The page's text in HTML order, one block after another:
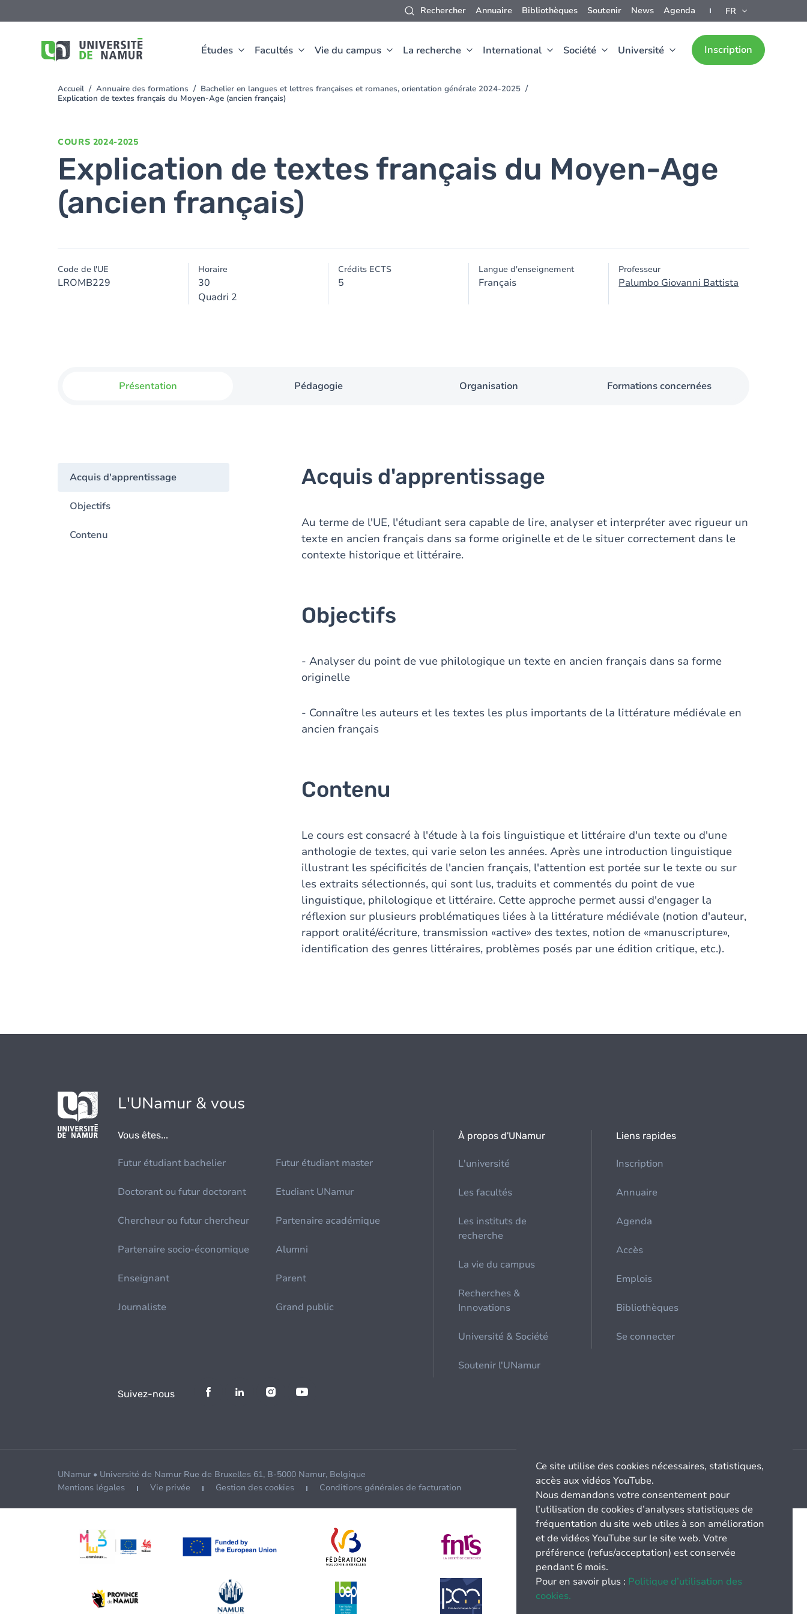
Rechercher Annuaire Bibliothèques Soutenir News Agenda FR
Études Facultés Vie du campus La recherche International Société Université Inscription
au
You
are
Accueil Annuaire des formations
Bachelier en langues et lettres françaises et romanes, orientation générale 2024-2025
Explication de textes français du Moyen-Age (ancien français)
COURS 2024-2025
Explication de textes français du Moyen-Age
(ancien français)
Code de l'UE
LROMB229
Horaire
30
Quadri 2
Crédits ECTS
5
Langue d'enseignement
Français
Professeur
Palumbo Giovanni Battista
Présentation Pédagogie Organisation Formations concernées
Acquis d'apprentissage
Objectifs
Contenu
Acquis d'apprentissage
Au terme de l'UE, l'étudiant sera capable de lire, analyser et interpréter avec rigueur un
texte en ancien français dans sa forme originelle et de le situer correctement dans le
contexte historique et littéraire.
Objectifs
- Analyser du point de vue philologique un texte en ancien français dans sa forme
originelle
- Connaître les auteurs et les textes les plus importants de la littérature médiévale en
ancien français
Contenu
Le cours est consacré à l'étude à la fois linguistique et littéraire d'un texte ou d'une
anthologie de textes, qui varie selon les années. Après une introduction linguistique
illustrant les spécificités de l'ancien français, l'attention est portée sur le texte ou sur
les extraits sélectionnés, qui sont lus, traduits et commentés du point de vue
linguistique, philologique et littéraire. Cette approche permet aussi d'engager la
réflexion sur plusieurs problématiques liées à la littérature médiévale (notion d'auteur,
rapport oralité/écriture, transmission «active» des textes, notion de «manuscripture»,
identification des genres littéraires, problèmes posés par une édition critique, etc.).
L'UNamur & vous
Vous êtes...
Futur étudiant bachelier Futur étudiant master
Doctorant ou futur doctorant Etudiant UNamur
Chercheur ou futur chercheur Partenaire académique
Partenaire socio-économique Alumni
Enseignant Parent
Journaliste Grand public
À propos d'UNamur
L'université
Les facultés
Les instituts de
recherche
La vie du campus
Recherches &
Innovations
Université & Société
Soutenir l'UNamur
Liens rapides
Inscription
Annuaire
Agenda
Accès
Emplois
Bibliothèques
Se connecter
Suivez-nous
UNamur • Université de Namur Rue de Bruxelles 61, B-5000 Namur, Belgique
Mentions légales
Vie privée Gestion des cookies Conditions générales de facturation
Ce site utilise des cookies nécessaires, statistiques,
accès aux vidéos YouTube.
Nous demandons votre consentement pour
l’utilisation de cookies d’analyses statistiques de
fréquentation du site web utiles à son amélioration
et de vidéos YouTube sur le site web. Votre
préférence (refus/acceptation) est conservée
pendant 6 mois.
Pour en savoir plus : Politique d’utilisation des
cookies.